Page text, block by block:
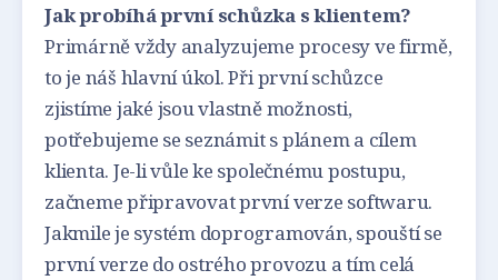
Jak probíhá první schůzka s klientem?
Primárně vždy analyzujeme procesy ve firmě,
to je náš hlavní úkol. Při první schůzce
zjistíme jaké jsou vlastně možnosti,
potřebujeme se seznámit s plánem a cílem
klienta. Je-li vůle ke společnému postupu,
začneme připravovat první verze softwaru.
Jakmile je systém doprogramován, spouští se
první verze do ostrého provozu a tím celá